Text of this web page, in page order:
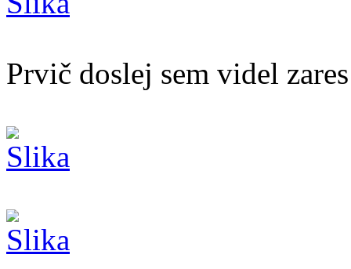
Prvič doslej sem videl